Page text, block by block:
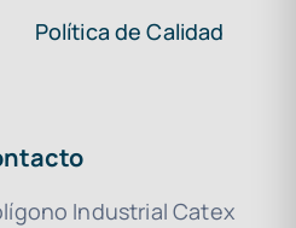
Política de Calidad
Industrial Catex